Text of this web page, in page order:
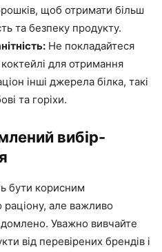
щоб отримати більш
та безпеку продукту.
Не покладайтеся
для отримання
інші джерела білка, такі
та горіхи.
вибір-
бути корисним
але важливо
Уважно вивчайте
від перевірених брендів і